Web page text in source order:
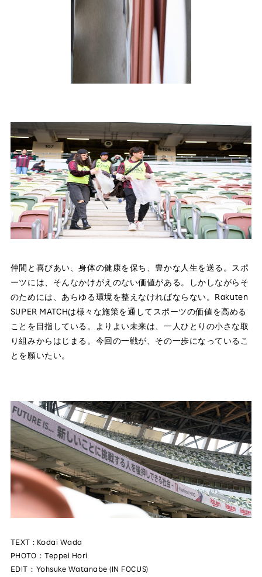
仲間と喜びあい、身体の健康を保ち、豊かな人生を送る。スポ
ーツには、そんなかけがえのない価値がある。しかしながらそ
のためには、あらゆる環境を整えなければならない。Rakuten
SUPER MATCHは様々な施策を通してスポーツの価値を高める
ことを目指している。よりよい未来は、一人ひとりの小さな取
り組みからはじまる。今回の一戦が、その一歩になっているこ
とを願いたい。
TEXT : Kodai Wada
PHOTO：Teppei Hori
EDIT：Yohsuke Watanabe (IN FOCUS)